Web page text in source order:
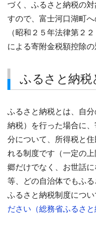
づく、ふるさと納税の
すので、富士河口湖町
（昭和２５年法律第２
による寄附金税額控除の
ふるさと納税
ふるさと納税とは、自
納税）を行った場合に
分について、所得税と
れる制度です（一定の
郷だけでなく、お世話
等、どの自治体でもふる
ふるさと納税制度につ
ださい（総務省ふるさと